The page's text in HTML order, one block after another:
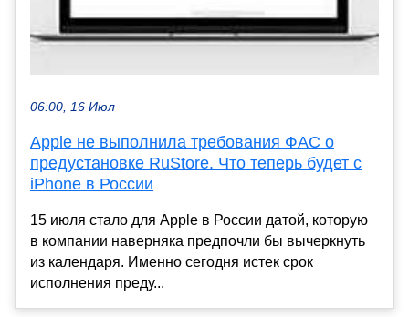
06:00, 16 Июл
Apple не выполнила требования ФАС о
предустановке RuStore. Что теперь будет с
iPhone в России
15 июля стало для Apple в России датой, которую
в компании наверняка предпочли бы вычеркнуть
из календаря. Именно сегодня истек срок
исполнения преду...